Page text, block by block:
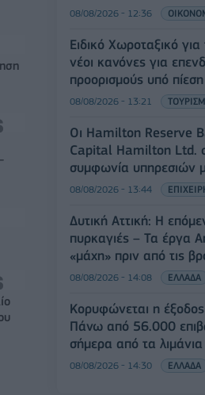
08/08/2026 - 12:36
Ειδικό Χωροταξικό
νέοι κανόνες για
προορισμούς υπό πίεση
08/08/2026 - 13:21
Οι Hamilton Reserve
Capital Hamilton Ltd.
συμφωνία υπηρεσιών
08/08/2026 - 13:44
Δυτική Αττική: Η
πυρκαγιές – Τα έργα
«μάχη» πριν από τις
08/08/2026 - 14:08 ΕΛΛΑΔΑ
Κορυφώνεται η
Πάνω από 56.000
σήμερα από τα λιμάνια
08/08/2026 - 14:30 ΕΛΛΑΔΑ